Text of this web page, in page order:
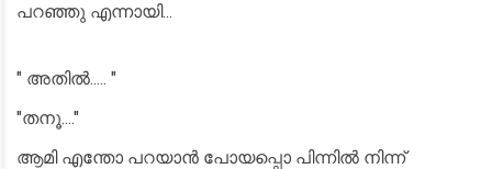
പറഞ്ഞു എന്നായി...
" അതിൽ..... "
"തനൂ...."
ആമി എന്തോ പറയാൻ പോയപ്പൊ പിന്നിൽ നിന്ന്